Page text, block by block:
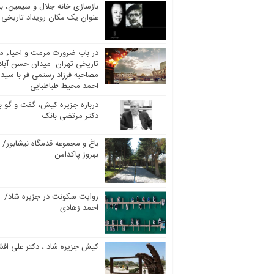
بازسازی خانه جلال و سیمین،
عنوان یک مکان رویداد تاریخی
در باب ضرورت مرمت و احیاء
تاریخی تهران- میدان حسن
مصاحبه فرزاد رستمی فر با سید
احمد محیط طباطبایی
درباره جزیره کیش، گفت و گو
دکتر مرتضی بانک
باغ و مجموعه قدمگاه نیشابور/
بهروز پاکدامن
روایت سکونت در جزیره شاد/
احمد زهادی
کیش جزیره شاد ، دکتر علی